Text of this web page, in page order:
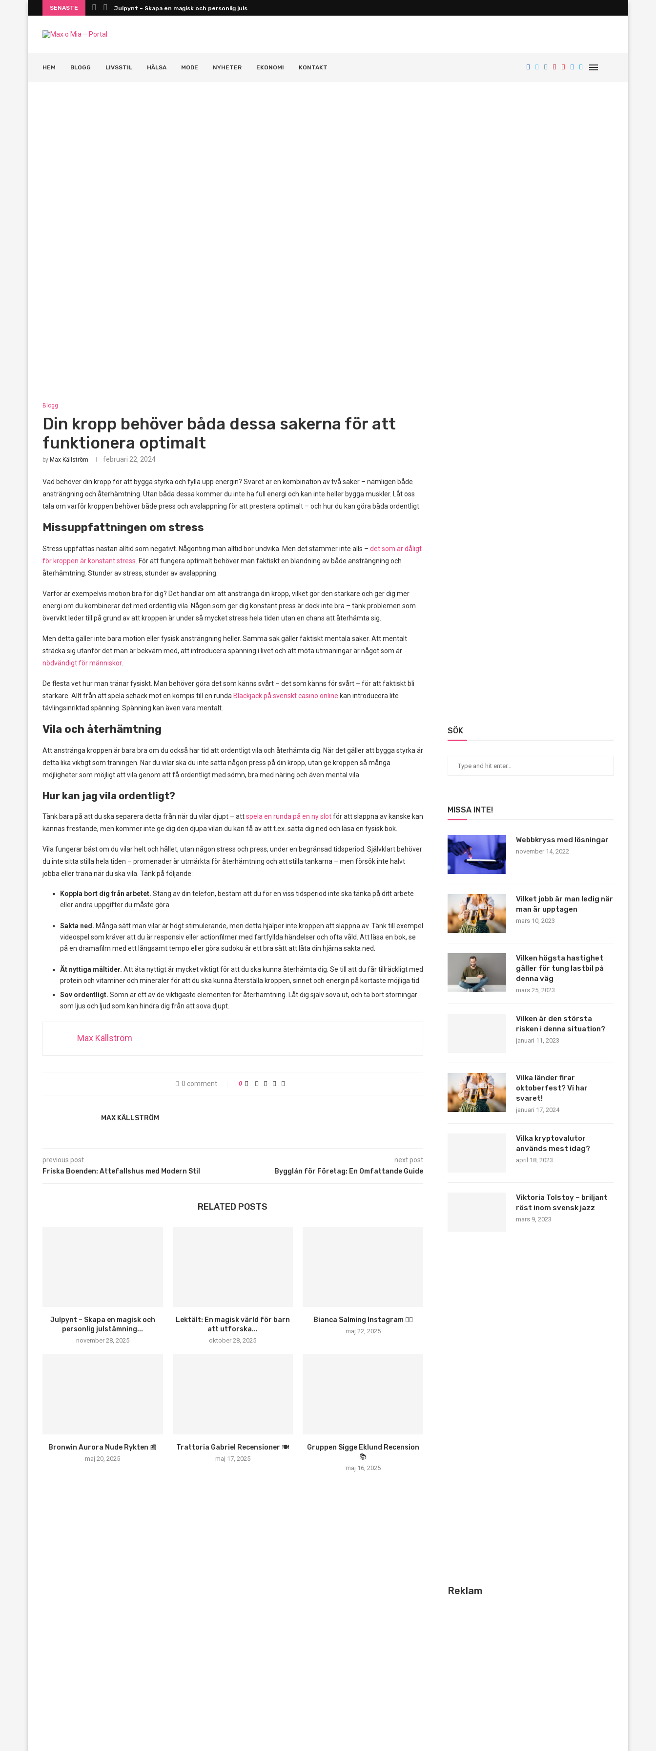
SENASTE Julpynt – Skapa en magisk och personlig julstämning...
HEM BLOGG LIVSSTIL HÄLSA MODE NYHETER EKONOMI KONTAKT
Blogg
Din kropp behöver båda dessa sakerna för att
funktionera optimalt
by Max Källström februari 22, 2024
Vad behöver din kropp för att bygga styrka och fylla upp energin? Svaret är en kombination av två saker – nämligen både
ansträngning och återhämtning. Utan båda dessa kommer du inte ha full energi och kan inte heller bygga muskler. Låt oss
tala om varför kroppen behöver både press och avslappning för att prestera optimalt – och hur du kan göra båda ordentligt.
Missuppfattningen om stress
Stress uppfattas nästan alltid som negativt. Någonting man alltid bör undvika. Men det stämmer inte alls – det som är dåligt
för kroppen är konstant stress . För att fungera optimalt behöver man faktiskt en blandning av både ansträngning och
återhämtning. Stunder av stress, stunder av avslappning.
Varför är exempelvis motion bra för dig? Det handlar om att anstränga din kropp, vilket gör den starkare och ger dig mer
energi om du kombinerar det med ordentlig vila. Någon som ger dig konstant press är dock inte bra – tänk problemen som
övervikt leder till på grund av att kroppen är under så mycket stress hela tiden utan en chans att återhämta sig.
Men detta gäller inte bara motion eller fysisk ansträngning heller. Samma sak gäller faktiskt mentala saker. Att mentalt
sträcka sig utanför det man är bekväm med, att introducera spänning i livet och att möta utmaningar är något som är
nödvändigt för människor.
De flesta vet hur man tränar fysiskt. Man behöver göra det som känns svårt – det som känns för svårt – för att faktiskt bli
starkare. Allt från att spela schack mot en kompis till en runda Blackjack på svenskt casino online kan introducera lite
tävlingsinriktad spänning. Spänning kan även vara mentalt.
Vila och återhämtning
Att anstränga kroppen är bara bra om du också har tid att ordentligt vila och återhämta dig. När det gäller att bygga styrka är
detta lika viktigt som träningen. När du vilar ska du inte sätta någon press på din kropp, utan ge kroppen så många
möjligheter som möjligt att vila genom att få ordentligt med sömn, bra med näring och även mental vila.
Hur kan jag vila ordentligt?
Tänk bara på att du ska separera detta från när du vilar djupt – attspela en runda på en ny slotför att slappna av kanske kan
kännas frestande, men kommer inte ge dig den djupa vilan du kan få av att t.ex. sätta dig ned och läsa en fysisk bok.
Vila fungerar bäst om du vilar helt och hållet, utan någon stress och press, under en begränsad tidsperiod. Självklart behöver
du inte sitta stilla hela tiden – promenader är utmärkta för återhämtning och att stilla tankarna – men försök inte halvt
jobba eller träna när du ska vila. Tänk på följande:
Koppla bort dig från arbetet. Stäng av din telefon, bestäm att du för en viss tidsperiod inte ska tänka på ditt arbete
eller andra uppgifter du måste göra.
Sakta ned. Många sätt man vilar är högt stimulerande, men detta hjälper inte kroppen att slappna av. Tänk till exempel
videospel som kräver att du är responsiv eller actionfilmer med fartfyllda händelser och ofta våld. Att läsa en bok, se
på en dramafilm med ett långsamt tempo eller göra sudoku är ett bra sätt att låta din hjärna sakta ned.
Ät nyttiga måltider. Att äta nyttigt är mycket viktigt för att du ska kunna återhämta dig. Se till att du får tillräckligt med
protein och vitaminer och mineraler för att du ska kunna återställa kroppen, sinnet och energin på kortaste möjliga tid.
Sov ordentligt. Sömn är ett av de viktigaste elementen för återhämtning. Låt dig själv sova ut, och ta bort störningar
som ljus och ljud som kan hindra dig från att sova djupt.
Max Källström
0 comment 0
MAX KÄLLSTRÖM
previous post
Friska Boenden: Attefallshus med Modern Stil
next post
Bygglån för Företag: En Omfattande Guide
RELATED POSTS
Julpynt – Skapa en magisk och
personlig julstämning...
november 28, 2025
Lektält: En magisk värld för barn
att utforska...
oktober 28, 2025
Bianca Salming Instagram 🏃‍♀️
maj 22, 2025
Bronwin Aurora Nude Rykten 📰
maj 20, 2025
Trattoria Gabriel Recensioner 🍽️
maj 17, 2025
Gruppen Sigge Eklund Recension
📚
maj 16, 2025
SÖK
MISSA INTE!
Webbkryss med lösningar
november 14, 2022
Vilket jobb är man ledig när
man är upptagen
mars 10, 2023
Vilken högsta hastighet
gäller för tung lastbil på
denna väg
mars 25, 2023
Vilken är den största
risken i denna situation?
januari 11, 2023
Vilka länder firar
oktoberfest? Vi har
svaret!
januari 17, 2024
Vilka kryptovalutor
används mest idag?
april 18, 2023
Viktoria Tolstoy – briljant
röst inom svensk jazz
mars 9, 2023
Reklam